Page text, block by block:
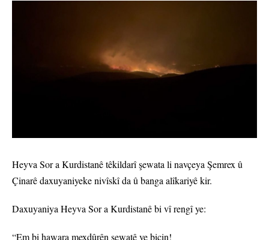
Heyva Sor a Kurdistanê têkildarî şewata li navçeya Şemrex û
Çinarê daxuyaniyeke nivîskî da û banga alîkariyê kir.
Daxuyaniya Heyva Sor a Kurdistanê bi vî rengî ye:
“Em bi hawara mexdûrên şewatê ve biçin!